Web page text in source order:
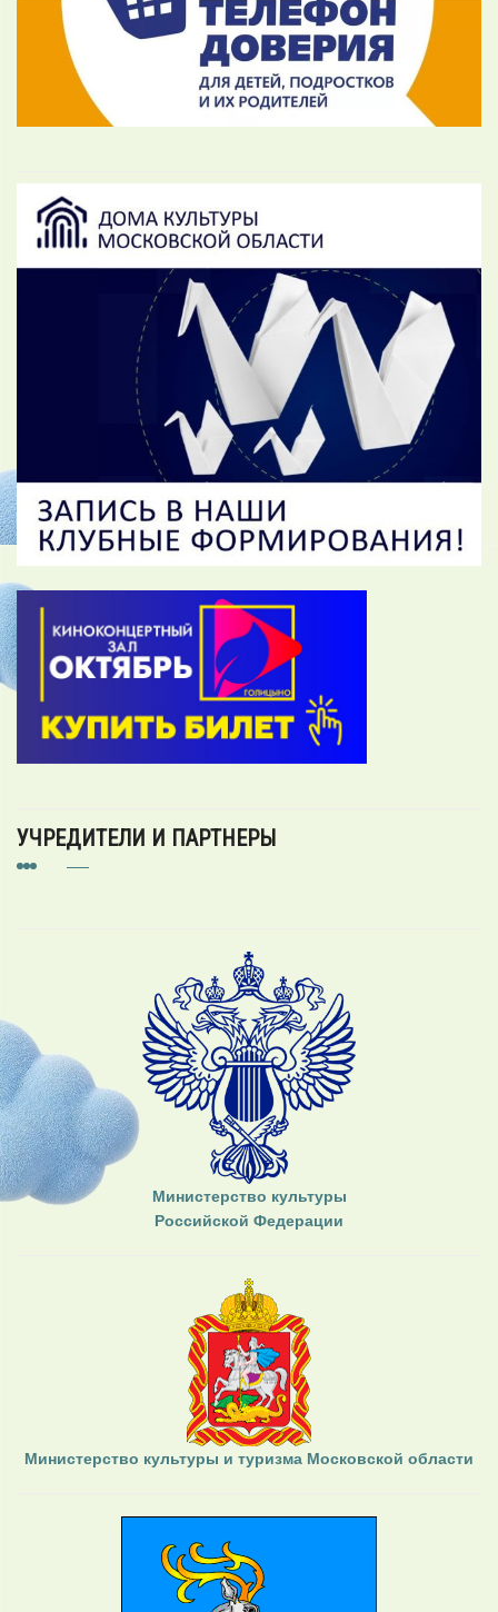
УЧРЕДИТЕЛИ И ПАРТНЕРЫ
Министерство культуры
Российской Федерации
Министерство культуры и туризма Московской области